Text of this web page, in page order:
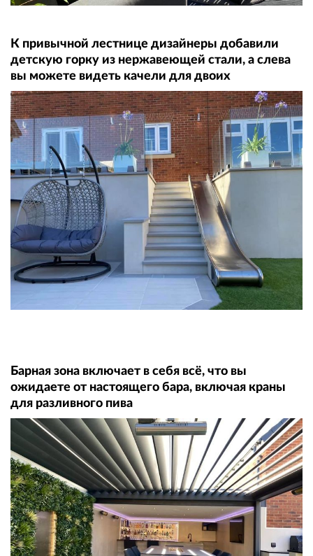
К привычной лестнице дизайнеры добавили
детскую горку из нержавеющей стали, а слева
вы можете видеть качели для двоих
Барная зона включает в себя всё, что вы
ожидаете от настоящего бара, включая краны
для разливного пива